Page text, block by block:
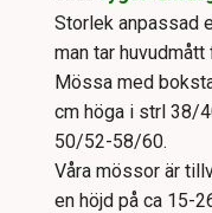
Storlek anpassad
man tar huvudmått
Mössa med
cm höga i strl 38/
50/52-58/60.
Våra mössor är
en höjd på ca 15-